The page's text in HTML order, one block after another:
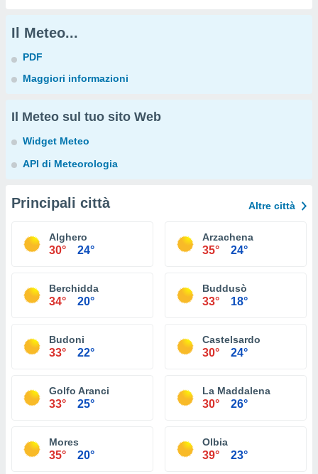
Il Meteo...
PDF
Maggiori informazioni
Il Meteo sul tuo sito Web
Widget Meteo
API di Meteorologia
Principali città Altre città
Alghero
30° 24°
Arzachena
35° 24°
Berchidda
34° 20°
Buddusò
33° 18°
Budoni
33° 22°
Castelsardo
30° 24°
Golfo Aranci
33° 25°
La Maddalena
30° 26°
Mores
35° 20°
Olbia
39° 23°